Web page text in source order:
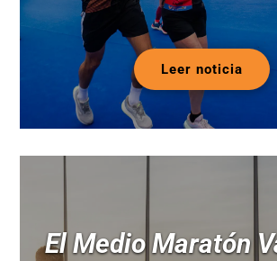
Leer noticia
El Medio Maratón